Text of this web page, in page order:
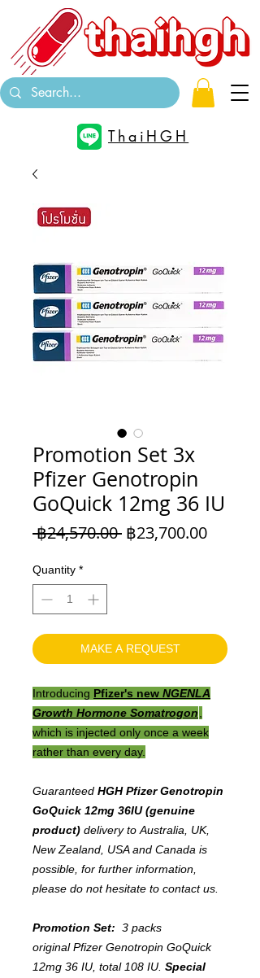
ThaiHGH
Promotion Set 3x
Pfizer Genotropin
GoQuick 12mg 36 IU
฿24,570.00 Regular
฿23,700.00Sale
Quantity *
MAKE A REQUEST
Introducing Pfizer's new NGENLA
Growth Hormone Somatrogon
which is injected only once a week
rather than every day.
Guaranteed HGH Pfizer Genotropin
GoQuick 12mg 36IU (genuine
product) delivery to Australia, UK,
New Zealand, USA and Canada is
possible, for further information,
please do not hesitate to contact us.
Promotion Set: 3 packs
original Pfizer Genotropin GoQuick
12mg 36 IU, total 108 IU. Special